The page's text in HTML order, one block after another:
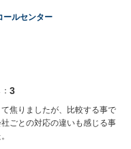
ルセンター
3
焦りましたが、比較する事で
ごとの対応の違いも感じる事